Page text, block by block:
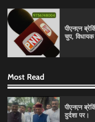
पीएनएन
चुप,
Most Read
पीएनएन
दुर्दशा पर।